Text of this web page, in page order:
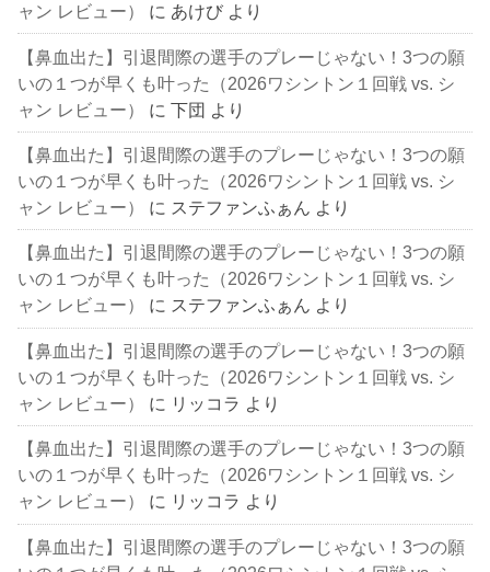
ャン レビュー）
に あけび より
【鼻血出た】引退間際の選手のプレーじゃない！3つの願
いの１つが早くも叶った（2026ワシントン１回戦 vs. シ
ャン レビュー）
に下団 より
【鼻血出た】引退間際の選手のプレーじゃない！3つの願
いの１つが早くも叶った（2026ワシントン１回戦 vs. シ
ャン レビュー）
に ステファンふぁん より
【鼻血出た】引退間際の選手のプレーじゃない！3つの願
いの１つが早くも叶った（2026ワシントン１回戦 vs. シ
ャン レビュー）
に ステファンふぁん より
【鼻血出た】引退間際の選手のプレーじゃない！3つの願
いの１つが早くも叶った（2026ワシントン１回戦 vs. シ
ャン レビュー）
に リッコラ より
【鼻血出た】引退間際の選手のプレーじゃない！3つの願
いの１つが早くも叶った（2026ワシントン１回戦 vs. シ
ャン レビュー）
に リッコラ より
【鼻血出た】引退間際の選手のプレーじゃない！3つの願